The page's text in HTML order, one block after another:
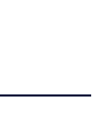
reconocen
Antonio Rojas